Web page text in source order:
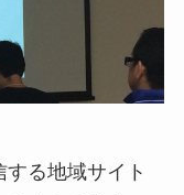
る地域サイト